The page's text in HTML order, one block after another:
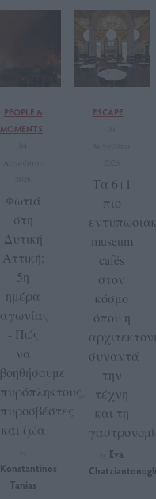
PEOPLE &
MOMENTS
Φωτιά
στη
Δυτική
Αττική:
5η
ημέρα
αγωνίας
- Πώς
να
βοηθήσουμε
πυρόπληκτους,
πυροσβέστες
και ζώα
Konstantinos
Tanias
ESCAPE
Τα 6+1
πιο
museum
cafés
στον
κόσμο
όπου η
συναντά
την
τέχνη
και τη
Eva